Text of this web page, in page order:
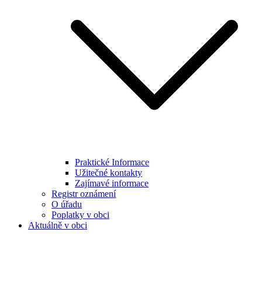
Praktické Informace
Užitečné kontakty
Zajímavé informace
Registr oznámení
O úřadu
Poplatky v obci
Aktuálně v obci